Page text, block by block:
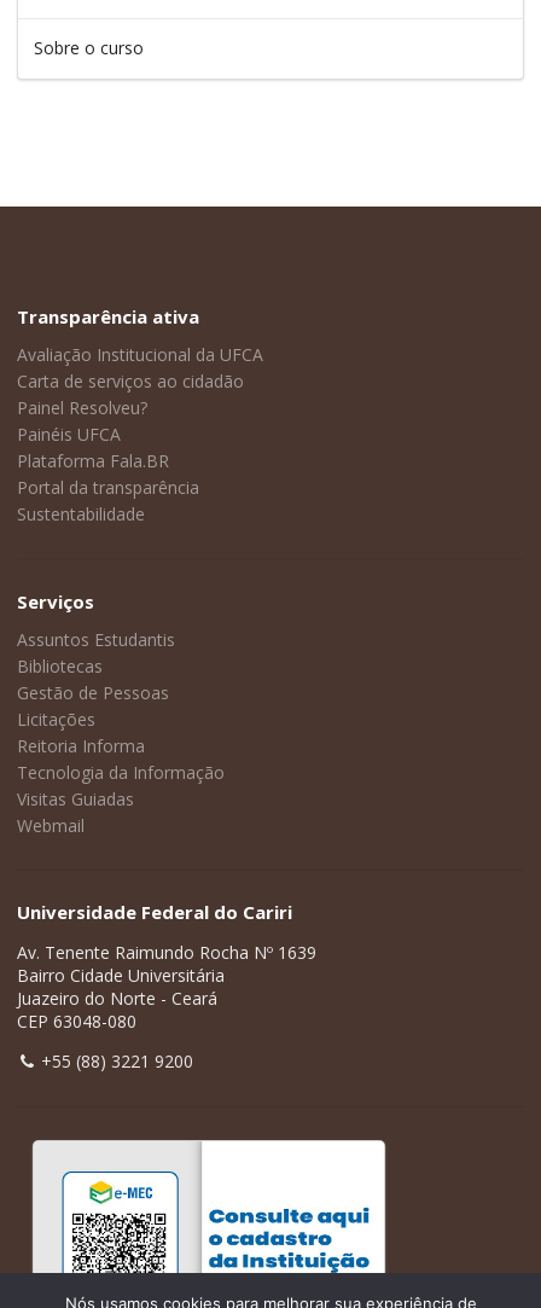
Sobre o curso
Transparência ativa
Avaliação Institucional da UFCA
Carta de serviços ao cidadão
Painel Resolveu?
Painéis UFCA
Plataforma Fala.BR
Portal da transparência
Sustentabilidade
Serviços
Assuntos Estudantis
Bibliotecas
Gestão de Pessoas
Licitações
Reitoria Informa
Tecnologia da Informação
Visitas Guiadas
Webmail
Universidade Federal do Cariri
Av. Tenente Raimundo Rocha Nº 1639
Bairro Cidade Universitária
Juazeiro do Norte - Ceará
CEP 63048-080
+55 (88) 3221 9200
Nós usamos cookies para melhorar sua experiência de